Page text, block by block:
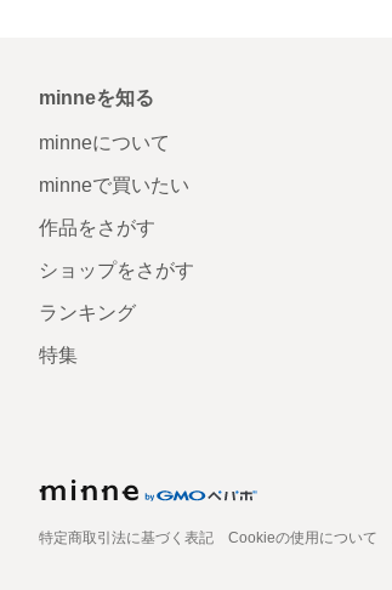
minneを知る
minneについて
minneで買いたい
作品をさがす
ショップをさがす
ランキング
特集
特定商取引法に基づく表記 Cookieの使用について